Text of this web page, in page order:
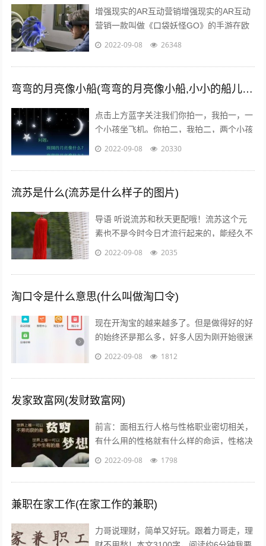
增强现实的AR互动营销增强现实的AR互动
营销一款叫做《口袋妖怪GO》的手游在欧
美火了，在还未上线的中国，
经...
2022-09-08 26348
弯弯的月亮像小船(弯弯的月亮像小船,小小的船儿两头尖)
点击上方蓝字关注我们你拍一，我拍一，一
个小孩坐飞机。你拍二，我拍二，两个小孩
丢手绢。你拍三，我拍三，三个小孩来搬
你...
2022-09-08 20330
流苏是什么(流苏是什么样子的图片)
导语 听说流苏和秋天更配哦！流苏这个元
素也不是今时今日才流行起来的，能经久不
衰是因为它真的美呆了~踏进9月，秋高气
2022-09-08 2035
淘口令是什么意思(什么叫做淘口令)
现在开淘宝的越来越多了。但是做得好的好
的始终还是那么多，好多人因为刚开始很迷
茫，不知道怎么做，或者做到一半发现没有
2022-09-08 1812
发家致富网(发财致富网)
前言：面相五行人格与性格职业密切相关，
有什么用的性格就有什么样的命运，性格决
定命运。有些人需要白手起家获得财富，有
2022-09-08 1798
兼职在家工作(在家工作的兼职)
力哥说理财，简单又好玩。跟着力哥走，理